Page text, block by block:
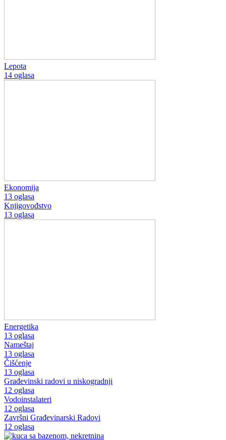
Lepota
14 oglasa
Ekonomija
13 oglasa
Knjigovođstvo
13 oglasa
Energetika
13 oglasa
Nameštaj
13 oglasa
Čišćenje
13 oglasa
Građevinski radovi u niskogradnji
12 oglasa
Vodoinstalateri
12 oglasa
Završni Građevinarski Radovi
12 oglasa